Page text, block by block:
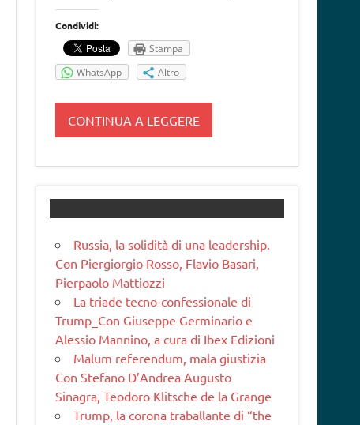
Condividi:
Stampa
WhatsApp
Altro
CONTINUA A LEGGERE
Russia, la solidità di una leadership.
Con Piergiorgio Rosso, Flavio Basari,
Pierpaolo Mattiozzi
La triade tecno-confessionale di
Trump_Con Giuseppe Germinario e
Alessio Mannino, a cura di Ibex Edizioni
Malum referendum, mala giustizia
Con Stefano D’Andrea Augusto
Sinagra, Teodoro Klitsche de la Grange
Trump, la corona traballante di “the